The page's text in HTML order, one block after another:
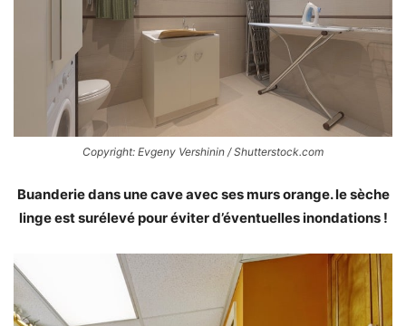
Copyright: Evgeny Vershinin / Shutterstock.com
Buanderie dans une cave avec ses murs orange. le sèche
linge est surélevé pour éviter d’éventuelles inondations !